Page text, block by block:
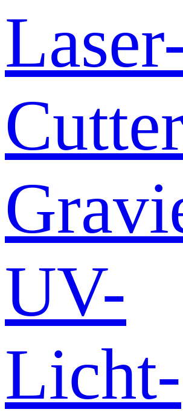
UV-
Licht-